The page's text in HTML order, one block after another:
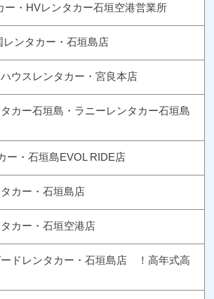
ー・HVレンタカー石垣空港営業所
レンタカー・石垣島店
ウスレンタカー・宮良本店
カー石垣島・ラニーレンタカー石垣島
ー・石垣島EVOL RIDE店
カー・石垣島店
カー・石垣空港店
ドレンタカー・石垣島店 ！高年式高